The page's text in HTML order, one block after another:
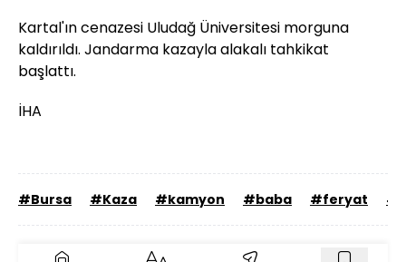
Kartal'ın cenazesi Uludağ Üniversitesi morguna
kaldırıldı. Jandarma kazayla alakalı tahkikat
başlattı.
İHA
#Bursa #Kaza #kamyon #baba #feryat